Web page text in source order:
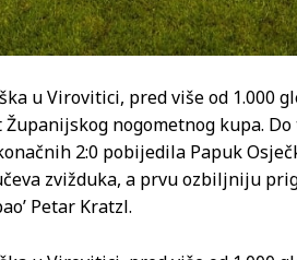
u Virovitici, pred više od 1.000
nogometnog kupa.
2:0 pobijedila Papuk
zvižduka, a prvu ozbiljniju
Petar Kratzl.